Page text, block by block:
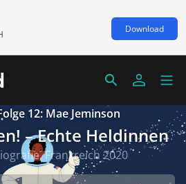
Download
12: Mae Jeminson
– Echte Heldinnen
Frankreich 2020